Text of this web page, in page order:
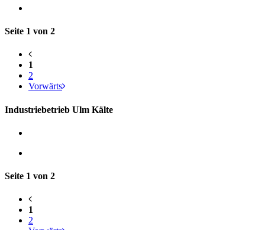
Seite 1 von 2
1
2
Vorwärts
Industriebetrieb Ulm Kälte
Seite 1 von 2
1
2